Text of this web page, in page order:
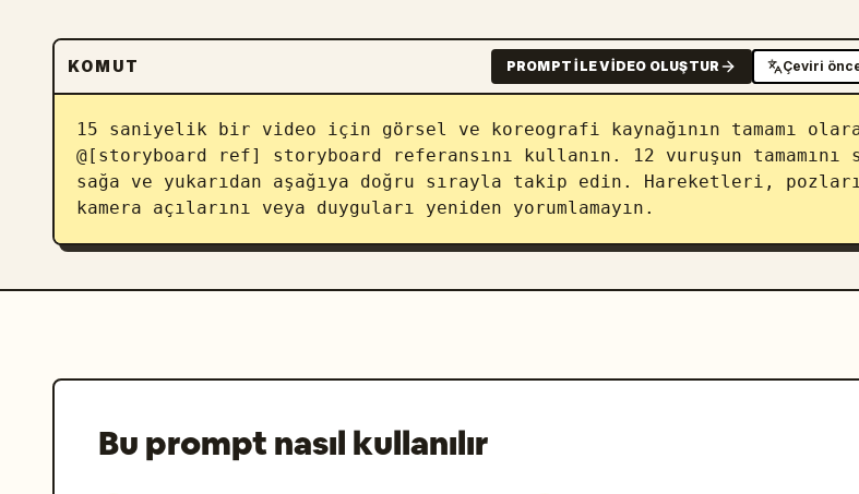
KOMUT PROMPT ILE VIDEO OLUŞTUR Çeviri
15 saniyelik bir video için görsel ve koreografi kaynağının tamamı
@[storyboard ref] storyboard referansını kullanın. 12 vuruşun tamamını
sağa ve yukarıdan aşağıya doğru sırayla takip edin. Hareketleri,
kamera açılarını veya duyguları yeniden yorumlamayın.
Bu prompt nasıl kullanılır